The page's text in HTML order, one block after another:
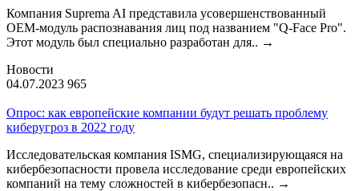
Компания Suprema AI представила усовершенствованный
OEM-модуль распознавания лиц под названием "Q-Face Pro".
Этот модуль был специально разработан для.. →
Новости
04.07.2023 965
Опрос: как европейские компании будут решать проблему
киберугроз в 2022 году
Исследовательская компания ISMG, специализирующаяся на
кибербезопасности провела исследование среди европейских
компаний на тему сложностей в кибербезопасн.. →